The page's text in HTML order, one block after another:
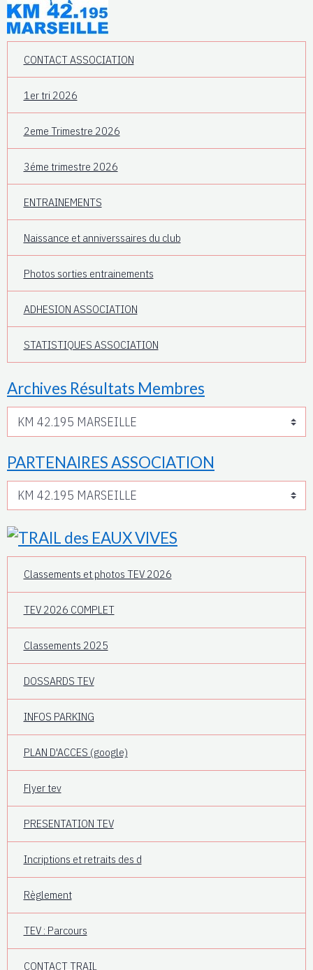
CONTACT ASSOCIATION
1er tri 2026
2eme Trimestre 2026
3éme trimestre 2026
ENTRAINEMENTS
Naissance et anniverssaires du club
Photos sorties entrainements
ADHESION ASSOCIATION
STATISTIQUES ASSOCIATION
Archives Résultats Membres
PARTENAIRES ASSOCIATION
Classements et photos TEV 2026
TEV 2026 COMPLET
Classements 2025
DOSSARDS TEV
INFOS PARKING
PLAN D'ACCES (google)
Flyer tev
PRESENTATION TEV
Incriptions et retraits des d
Règlement
TEV : Parcours
CONTACT TRAIL